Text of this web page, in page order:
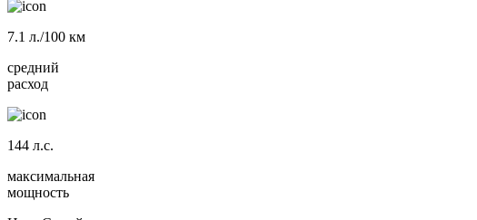
7.1 л./100 км
средний
расход
144 л.с.
максимальная
мощность